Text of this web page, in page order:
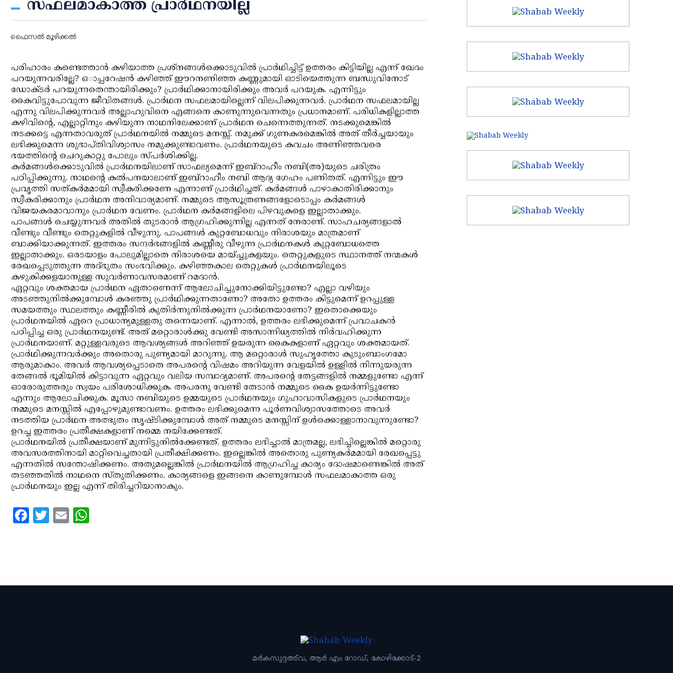
സഫലമാകാത്ത പ്രാര്‍ഥനയില്ല
ഫൈസല്‍ മൂഴിക്കല്‍
പരിഹാരം കണ്ടെത്താന്‍ കഴിയാത്ത പ്രശ്‌നങ്ങള്‍ക്കൊടുവില്‍ പ്രാര്‍ഥിച്ചിട്ട് ഉത്തരം കിട്ടിയില്ല എന്ന് ഖേദം
പറയുന്നവരില്ലേ? ഒാപ്പറേഷന്‍ കഴിഞ്ഞ് ഈറനണിഞ്ഞ കണ്ണുമായി ഓടിയെത്തുന്ന ബന്ധുവിനോട്
ഡോക്ടര്‍ പറയുന്നതെന്തായിരിക്കും? പ്രാര്‍ഥിക്കാനായിരിക്കും അവര്‍ പറയുക. എന്നിട്ടും
കൈവിട്ടുപോവുന്ന ജീവിതങ്ങള്‍. പ്രാര്‍ഥന സഫലമായില്ലെന്ന് വിലപിക്കുന്നവര്‍. പ്രാര്‍ഥന സഫലമായില്ല
എന്നു വിലപിക്കുന്നവര്‍ അല്ലാഹുവിനെ എങ്ങനെ കാണുന്നുവെന്നതും പ്രധാനമാണ്. പരിധികളില്ലാത്ത
കഴിവിന്റെ, എല്ലാറ്റിനും കഴിയുന്ന നാഥനിലേക്കാണ് പ്രാര്‍ഥന ചെന്നെത്തുന്നത്. നടക്കുമെങ്കില്‍
നടക്കട്ടെ എന്നതാവരുത് പ്രാര്‍ഥനയില്‍ നമ്മുടെ മനസ്സ്. നമുക്ക് ഗുണകരമെങ്കില്‍ അത് തീര്‍ച്ചയായും
ലഭിക്കുമെന്ന ശുഭാപ്തിവിശ്വാസം നമുക്കുണ്ടാവണം. പ്രാര്‍ഥനയുടെ കവചം അണിഞ്ഞവരെ
ഭയത്തിന്റെ ചെറുകാറ്റു പോലും സ്പര്‍ശിക്കില്ല.
കര്‍മങ്ങള്‍ക്കൊടുവില്‍ പ്രാര്‍ഥനയിലാണ് സാഫല്യമെന്ന് ഇബ്‌റാഹീം നബി(അ)യുടെ ചരിത്രം
പഠിപ്പിക്കുന്നു. നാഥന്റെ കല്‍പനയാലാണ് ഇബ്‌റാഹീം നബി ആദ്യ ഗേഹം പണിതത്. എന്നിട്ടും ഈ
പ്രവൃത്തി സത്കര്‍മമായി സ്വീകരിക്കണേ എന്നാണ് പ്രാര്‍ഥിച്ചത്. കര്‍മങ്ങള്‍ പാഴാകാതിരിക്കാനും
സ്വീകരിക്കാനും പ്രാര്‍ഥന അനിവാര്യമാണ്. നമ്മുടെ ആസൂത്രണങ്ങളോടൊപ്പം കര്‍മങ്ങള്‍
വിജയകരമാവാനും പ്രാര്‍ഥന വേണം. പ്രാര്‍ഥന കര്‍മങ്ങളിലെ പിഴവുകളെ ഇല്ലാതാക്കും.
പാപങ്ങള്‍ ചെയ്യുന്നവര്‍ അതില്‍ തുടരാന്‍ ആഗ്രഹിക്കുന്നില്ല എന്നത് നേരാണ്. സാഹചര്യങ്ങളാല്‍
വീണ്ടും വീണ്ടും തെറ്റുകളില്‍ വീഴുന്നു. പാപങ്ങള്‍ കുറ്റബോധവും നിരാശയും മാത്രമാണ്
ബാക്കിയാക്കുന്നത്. ഇത്തരം സന്ദര്‍ഭങ്ങളില്‍ കണ്ണീരു വീഴുന്ന പ്രാര്‍ഥനകള്‍ കുറ്റബോധത്തെ
ഇല്ലാതാക്കും. ഒരടയാളം പോലുമില്ലാതെ നിരാശയെ മായ്ച്ചുകളയും. തെറ്റുകളുടെ സ്ഥാനത്ത് നന്മകള്‍
രേഖപ്പെടുത്തുന്ന അദ്ഭുതം സംഭവിക്കും. കഴിഞ്ഞകാല തെറ്റുകള്‍ പ്രാര്‍ഥനയിലൂടെ
കഴുകിക്കളയാനുള്ള സുവര്‍ണാവസരമാണ് റമദാന്‍.
ഏറ്റവും ശക്തമായ പ്രാര്‍ഥന ഏതാണെന്ന് ആലോചിച്ചുനോക്കിയിട്ടുണ്ടോ? എല്ലാ വഴിയും
അടഞ്ഞുനില്‍ക്കുമ്പോള്‍ കരഞ്ഞു പ്രാര്‍ഥിക്കുന്നതാണോ? അതോ ഉത്തരം കിട്ടുമെന്ന് ഉറപ്പുള്ള
സമയത്തും സ്ഥലത്തും കണ്ണീരില്‍ കുതിര്‍ന്നുനില്‍ക്കുന്ന പ്രാര്‍ഥനയാണോ? ഇതൊക്കെയും
പ്രാര്‍ഥനയില്‍ ഏറെ പ്രാധാന്യമുള്ളതു തന്നെയാണ്. എന്നാല്‍, ഉത്തരം ലഭിക്കുമെന്ന് പ്രവാചകന്‍
പഠിപ്പിച്ച ഒരു പ്രാര്‍ഥനയുണ്ട്. അത് മറ്റൊരാള്‍ക്കു വേണ്ടി അസാന്നിധ്യത്തില്‍ നിര്‍വഹിക്കുന്ന
പ്രാര്‍ഥനയാണ്. മറ്റുള്ളവരുടെ ആവശ്യങ്ങള്‍ അറിഞ്ഞ് ഉയരുന്ന കൈകളാണ് ഏറ്റവും ശക്തമായത്.
പ്രാര്‍ഥിക്കുന്നവര്‍ക്കും അതൊരു പുണ്യമായി മാറുന്നു. ആ മറ്റൊരാള്‍ സുഹൃത്തോ കുടുംബാംഗമോ
ആരുമാകാം. അവര്‍ ആവശ്യപ്പെടാതെ അപരന്റെ വിഷമം അറിയുന്ന വേളയില്‍ ഉള്ളില്‍ നിന്നുയരുന്ന
തേങ്ങല്‍ ഭൂമിയില്‍ കിട്ടാവുന്ന ഏറ്റവും വലിയ സമ്പാദ്യമാണ്. അപരന്റെ തേട്ടങ്ങളില്‍ നമ്മളുണ്ടോ എന്ന്
ഓരോരുത്തരും സ്വയം പരിശോധിക്കുക. അപരനു വേണ്ടി തേടാന്‍ നമ്മുടെ കൈ ഉയര്‍ന്നിട്ടുണ്ടോ
എന്നും ആലോചിക്കുക. മൂസാ നബിയുടെ ഉമ്മയുടെ പ്രാര്‍ഥനയും ഗുഹാവാസികളുടെ പ്രാര്‍ഥനയും
നമ്മുടെ മനസ്സില്‍ എപ്പോഴുമുണ്ടാവണം. ഉത്തരം ലഭിക്കുമെന്ന പൂര്‍ണവിശ്വാസത്തോടെ അവര്‍
നടത്തിയ പ്രാര്‍ഥന അത്ഭുതം സൃഷ്ടിക്കുമ്പോള്‍ അത് നമ്മുടെ മനസ്സിന് ഉള്‍ക്കൊള്ളാനാവുന്നുണ്ടോ?
ഉറച്ച ഇത്തരം പ്രതീക്ഷകളാണ് നമ്മെ നയിക്കേണ്ടത്.
പ്രാര്‍ഥനയില്‍ പ്രതീക്ഷയാണ് മുന്നിട്ടുനില്‍ക്കേണ്ടത്. ഉത്തരം ലഭിച്ചാല്‍ മാത്രമല്ല, ലഭിച്ചില്ലെങ്കില്‍ മറ്റൊരു
അവസരത്തിനായി മാറ്റിവെച്ചതായി പ്രതീക്ഷിക്കണം. ഇല്ലെങ്കില്‍ അതൊരു പുണ്യകര്‍മമായി രേഖപ്പെട്ടു
എന്നതില്‍ സന്തോഷിക്കണം. അതുമല്ലെങ്കില്‍ പ്രാര്‍ഥനയില്‍ ആഗ്രഹിച്ച കാര്യം ദോഷമാണെങ്കില്‍ അത്
തടഞ്ഞതില്‍ നാഥനെ സ്തുതിക്കണം. കാര്യങ്ങളെ ഇങ്ങനെ കാണുമ്പോള്‍ സഫലമാകാത്ത ഒരു
പ്രാര്‍ഥനയും ഇല്ല എന്ന് തിരിച്ചറിയാനാകും.
Facebook
Twitter
Email
മര്‍കസുദ്ദഅ്‌വ, ആര്‍ എം റോഡ്‌, കോഴിക്കോട്‌-2